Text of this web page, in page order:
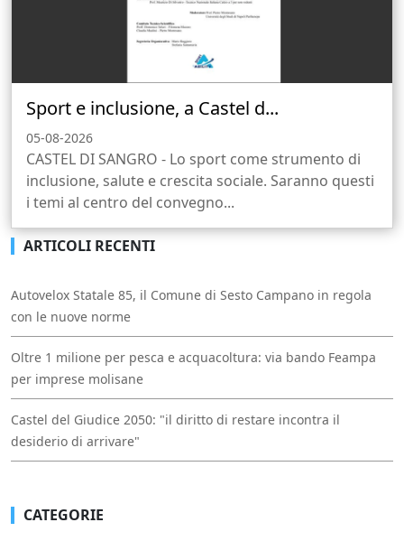
Sport e inclusione, a Castel d...
05-08-2026
CASTEL DI SANGRO - Lo sport come strumento di
inclusione, salute e crescita sociale. Saranno questi
i temi al centro del convegno...
ARTICOLI RECENTI
Autovelox Statale 85, il Comune di Sesto Campano in regola
con le nuove norme
Oltre 1 milione per pesca e acquacoltura: via bando Feampa
per imprese molisane
Castel del Giudice 2050: "il diritto di restare incontra il
desiderio di arrivare"
CATEGORIE